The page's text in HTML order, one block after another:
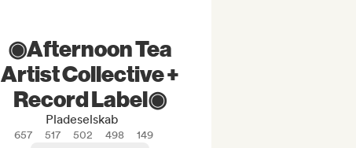
◉Afternoon Tea
Artist Collective +
Record Label◉
Pladeselskab
657 517 502 498
149